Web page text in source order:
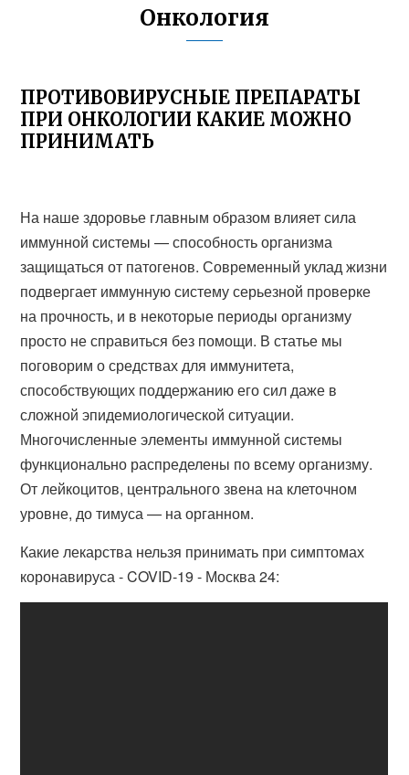
Онкология
ПРОТИВОВИРУСНЫЕ ПРЕПАРАТЫ
ПРИ ОНКОЛОГИИ КАКИЕ МОЖНО
ПРИНИМАТЬ
На наше здоровье главным образом влияет сила
иммунной системы — способность организма
защищаться от патогенов. Современный уклад жизни
подвергает иммунную систему серьезной проверке
на прочность, и в некоторые периоды организму
просто не справиться без помощи. В статье мы
поговорим о средствах для иммунитета,
способствующих поддержанию его сил даже в
сложной эпидемиологической ситуации.
Многочисленные элементы иммунной системы
функционально распределены по всему организму.
От лейкоцитов, центрального звена на клеточном
уровне, до тимуса — на органном.
Какие лекарства нельзя принимать при симптомах
коронавируса - COVID-19 - Москва 24: